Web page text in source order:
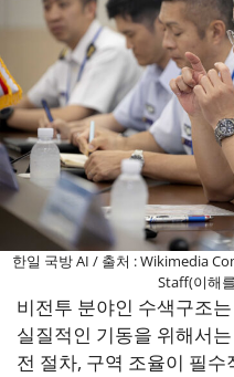
한일 국방 AI / 출처 : Wikimedia
Staff(이해
비전투 분야인 수색구조
실질적인 기동을 위해서
전 절차, 구역 조율이 필